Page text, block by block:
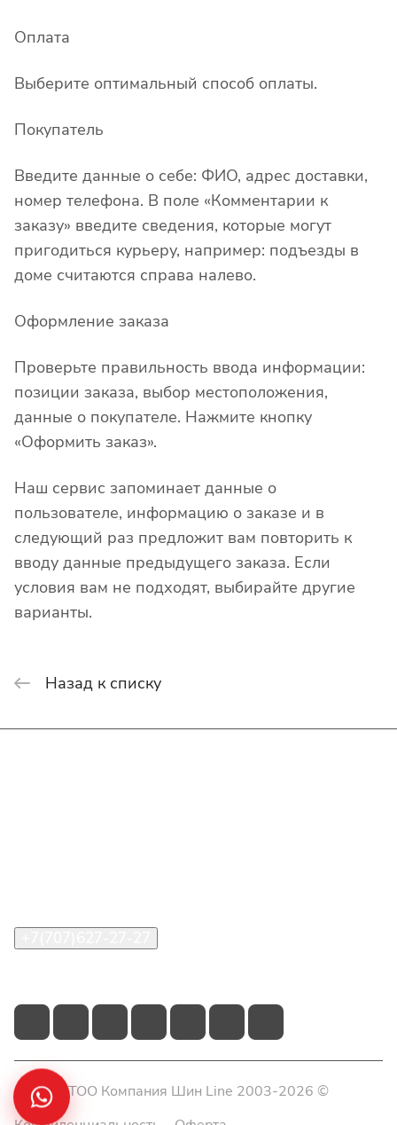
Оплата
Выберите оптимальный способ оплаты.
Покупатель
Введите данные о себе: ФИО, адрес доставки,
номер телефона. В поле «Комментарии к
заказу» введите сведения, которые могут
пригодиться курьеру, например: подъезды в
доме считаются справа налево.
Оформление заказа
Проверьте правильность ввода информации:
позиции заказа, выбор местоположения,
данные о покупателе. Нажмите кнопку
«Оформить заказ».
Наш сервис запоминает данные о
пользователе, информацию о заказе и в
следующий раз предложит вам повторить к
вводу данные предыдущего заказа. Если
условия вам не подходят, выбирайте другие
варианты.
Назад к списку
© 2026 ТОО Компания Шин Line 2003-2026 ©